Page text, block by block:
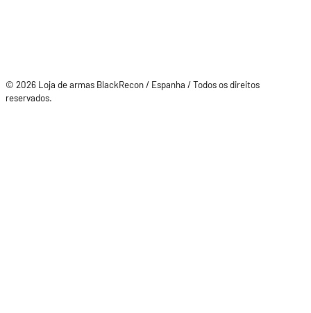
© 2026 Loja de armas BlackRecon / Espanha / Todos os direitos
reservados.